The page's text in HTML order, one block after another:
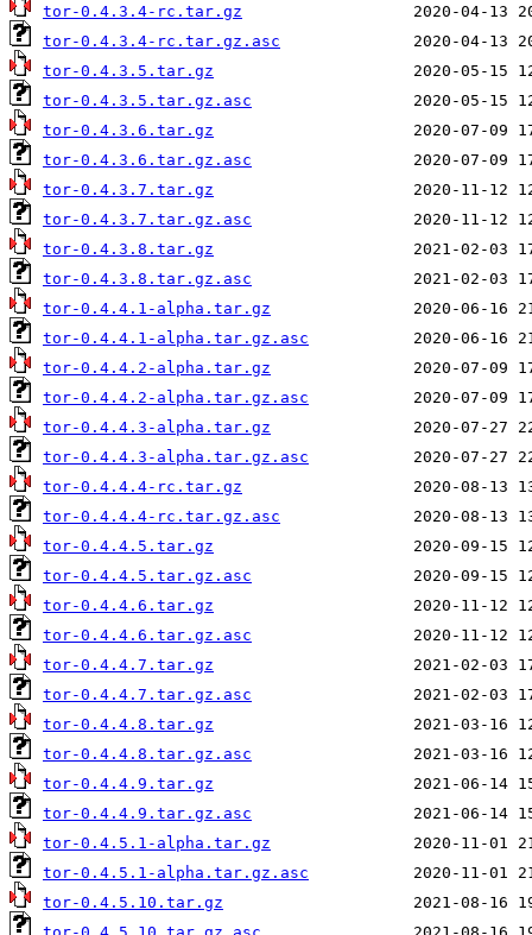
tor-0.4.3.4-rc.tar.gz
tor-0.4.3.4-rc.tar.gz.asc
tor-0.4.3.5.tar.gz
tor-0.4.3.5.tar.gz.asc
tor-0.4.3.6.tar.gz
tor-0.4.3.6.tar.gz.asc
tor-0.4.3.7.tar.gz
tor-0.4.3.7.tar.gz.asc
tor-0.4.3.8.tar.gz
tor-0.4.3.8.tar.gz.asc
tor-0.4.4.1-alpha.tar.gz
tor-0.4.4.1-alpha.tar.gz.asc
tor-0.4.4.2-alpha.tar.gz
tor-0.4.4.2-alpha.tar.gz.asc
tor-0.4.4.3-alpha.tar.gz
tor-0.4.4.3-alpha.tar.gz.asc
tor-0.4.4.4-rc.tar.gz
tor-0.4.4.4-rc.tar.gz.asc
tor-0.4.4.5.tar.gz
tor-0.4.4.5.tar.gz.asc
tor-0.4.4.6.tar.gz
tor-0.4.4.6.tar.gz.asc
tor-0.4.4.7.tar.gz
tor-0.4.4.7.tar.gz.asc
tor-0.4.4.8.tar.gz
tor-0.4.4.8.tar.gz.asc
tor-0.4.4.9.tar.gz
tor-0.4.4.9.tar.gz.asc
tor-0.4.5.1-alpha.tar.gz
tor-0.4.5.1-alpha.tar.gz.asc
tor-0.4.5.10.tar.gz